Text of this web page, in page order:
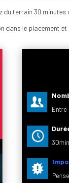
du terrain 30 minutes
dans le placement et
Entre